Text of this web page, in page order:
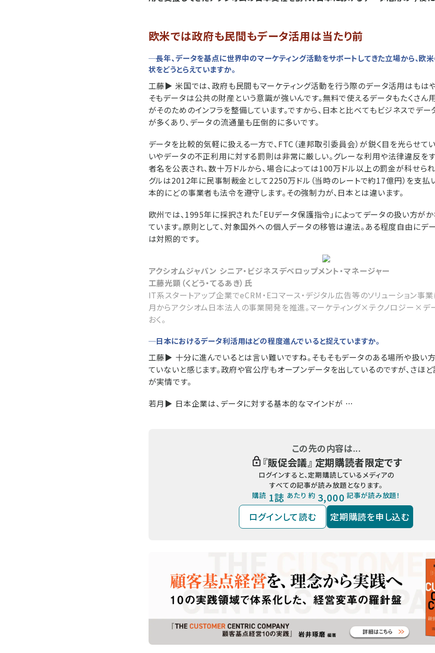
欧米では政府も民間もデータ活用は当たり前
─長年、データを基点に世界中のマーケティング活動をサポートしてきた立場から、欧
状をどうとらえていますか。
工藤▶︎ 米国では、政府も民間もマーケティング活動を行う際のデータ活用はもは
そもデータは公共の財産という意識が強いんです。無料で使えるデータもたくさん
がそのためのインフラを整備しています。ですから、日本と比べてもビジネスでデ
が多くあり、データの流通量も圧倒的に多いです。
データを比較的気軽に扱える一方で、FTC（連邦取引委員会）が鋭く目を光らせて
いやデータの不正利用に対する罰則は非常に厳しい。グレーな利用や法律違反を
者名を公表され、数十万ドルから、場合によっては100万ドル以上の罰金が科せら
グルは2012年に民事制裁金として2250万ドル（当時のレートで約17億円）を支払
本的にどの事業者も法令を遵守します。その強制力が、日本とは違います。
欧州では、1995年に採択された「EUデータ保護指令」によってデータの扱い方が
ています。原則として、対象国外への個人データの移管は違法。ある程度自由にデ
は対照的です。
アクシオムジャパン シニア・ビジネスデベロップメント・マネージャー
工藤光顕（くどう・てるあき）氏
IT系スタートアップ企業でeCRM・Eコマース・デジタル広告等のソリューション事
月からアクシオム日本法人の事業開発を推進。マーケティング×テクノロジー×デ
おく。
─日本におけるデータ利活用はどの程度進んでいると捉えていますか。
工藤▶︎ 十分に進んでいるとは言い難いですね。そもそもデータのある場所や扱い
ていないと感じます。政府や官公庁もオープンデータを出しているのですが、さほ
が実情です。
若月▶︎ 日本企業は、データに対する基本的なマインドが …
この先の内容は...
『販促会議』 定期購読者限定です
ログインすると、定期購読しているメディアの
すべての記事が読み放題となります。
購読 1誌 あたり 約 3,000 記事が読み放題！
ログインして読む 定期購読を申し込む